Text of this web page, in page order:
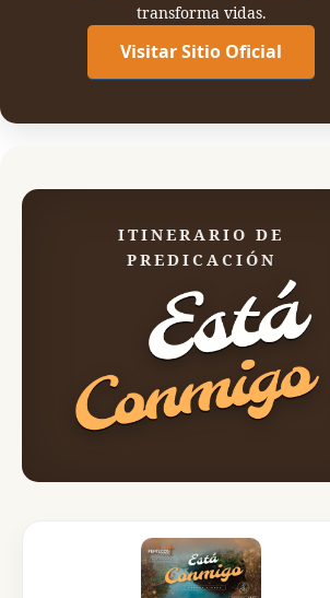
transforma vidas.
Visitar Sitio Oficial
ITINERARIO DE
PREDICACIÓN